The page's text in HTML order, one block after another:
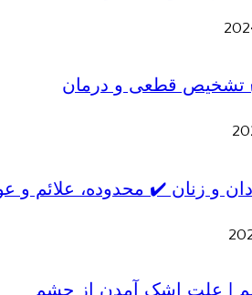
تشخیص قطعی و درمان
و زنان ✔️ محدوده، علائم و
| علت اشک آمدن از چشم